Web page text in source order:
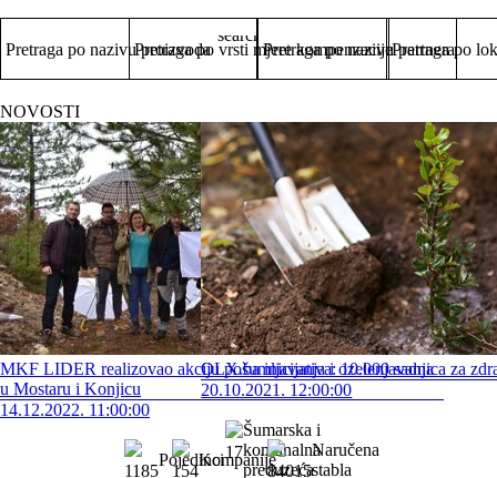
Pretraga po nazivu proizvoda
search
Pretraga po vrsti mjere kompenzacije
Pretraga po nazivu partnera
Pretraga po
NOVOSTI
MKF LIDER realizovao akciju pošumljavanja i ozelenjavanja
u Mostaru i Konjicu
14.12.2022. 11:00:00
OLX.ba inicijativa: 10.000 sadnica za
20.10.2021. 12:00:00
1185
Pojedinci
154
Kompanije
17
Šumarska i
komunalna
preduzeća
84015
Naručena
stabla